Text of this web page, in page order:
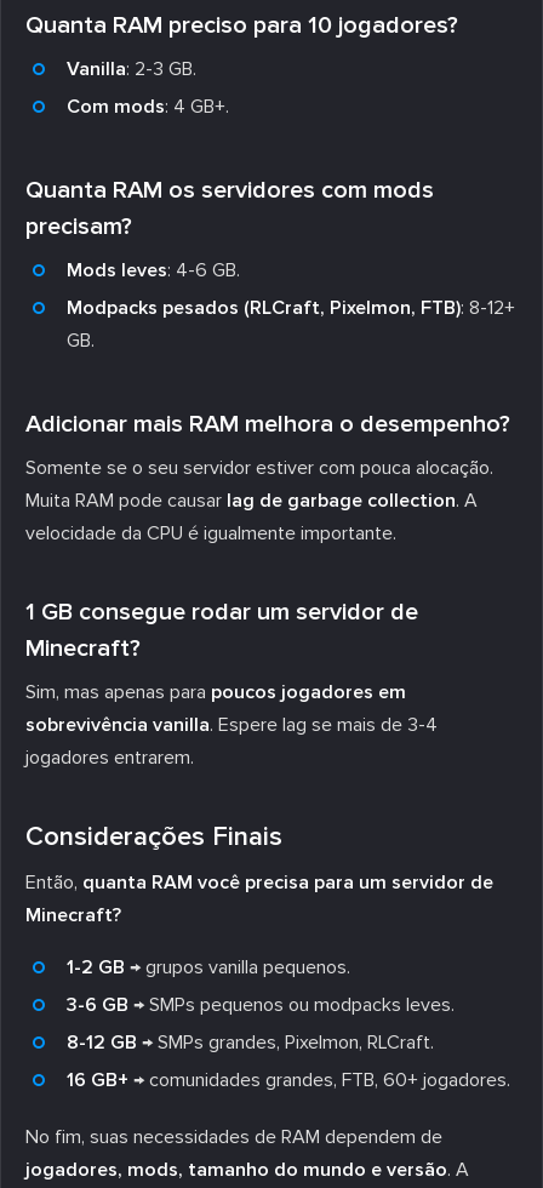
Quanta RAM preciso para 10 jogadores?
Vanilla: 2-3 GB.
Com mods: 4 GB+.
Quanta RAM os servidores com mods
precisam?
Mods leves: 4-6 GB.
Modpacks pesados (RLCraft, Pixelmon, FTB): 8-12+
GB.
Adicionar mais RAM melhora o desempenho?
Somente se o seu servidor estiver com pouca alocação.
Muita RAM pode causar lag de garbage collection. A
velocidade da CPU é igualmente importante.
1 GB consegue rodar um servidor de
Minecraft?
Sim, mas apenas para poucos jogadores em
sobrevivência vanilla. Espere lag se mais de 3-4
jogadores entrarem.
Considerações Finais
Então, quanta RAM você precisa para um servidor de
Minecraft?
1-2 GB → grupos vanilla pequenos.
3-6 GB → SMPs pequenos ou modpacks leves.
8-12 GB → SMPs grandes, Pixelmon, RLCraft.
16 GB+ → comunidades grandes, FTB, 60+ jogadores.
No fim, suas necessidades de RAM dependem de
jogadores, mods, tamanho do mundo e versão. A